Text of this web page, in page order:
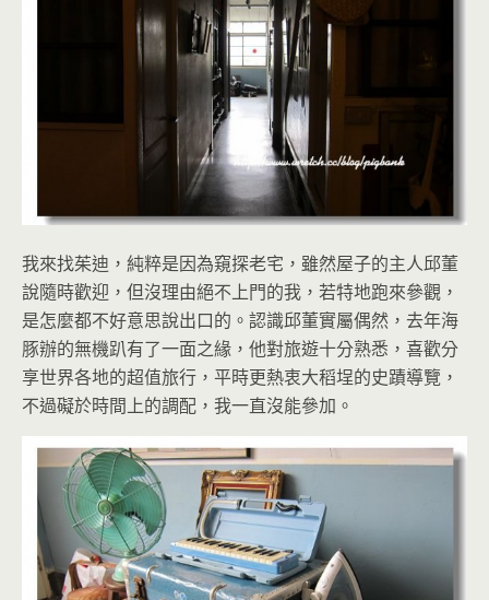
我來找茱迪，純粹是因為窺探老宅，雖然屋子的主人邱董
說隨時歡迎，但沒理由絕不上門的我，若特地跑來參觀，
是怎麼都不好意思說出口的。認識邱董實屬偶然，去年海
豚辦的無機趴有了一面之緣，他對旅遊十分熟悉，喜歡分
享世界各地的超值旅行，平時更熱衷大稻埕的史蹟導覽，
不過礙於時間上的調配，我一直沒能參加。